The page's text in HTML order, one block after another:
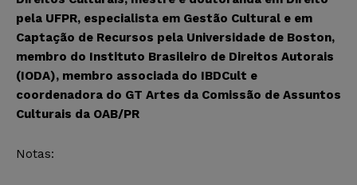
pela UFPR, especialista em Gestão Cultural e em
Captação de Recursos pela Universidade de Boston,
membro do Instituto Brasileiro de Direitos Autorais
(IODA), membro associada do IBDCult e
coordenadora do GT Artes da Comissão de Assuntos
Culturais da OAB/PR
Notas: